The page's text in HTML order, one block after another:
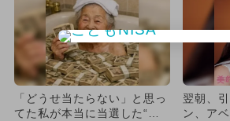
「どうせ当たらない」と思っ
てた私が本当に当選した“買
翌朝、
ン、ア